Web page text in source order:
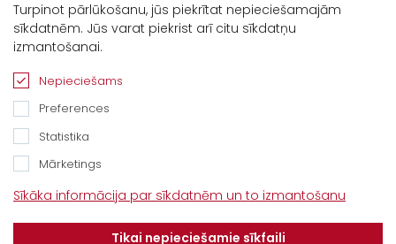
Kontakti
“Baltijas Ceļš”, Brankas, Cenu pagasts,
Jelgavas novads, LV-3043
Tel. +371 67913161
E-pasts:
info@dotnuvabaltic.lv
Turpinot pārlūkošanu, jūs piekrītat nepieciešamajām
sīkdatnēm. Jūs varat piekrist arī citu sīkdatņu
izmantošanai.
Nepieciešams
Preferences
Statistika
Mārketings
Sīkāka informācija par sīkdatnēm un to izmantošanu
Tikai nepieciešamie sīkfaili